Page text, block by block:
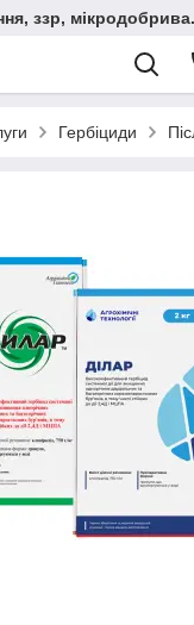
ззр,
Гербіциди